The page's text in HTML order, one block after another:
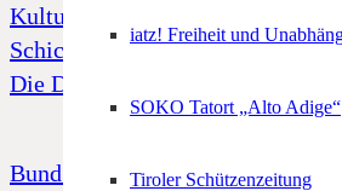
iatz! Freiheit und
SOKO Tatort „Alto Adige“
Tiroler Schützenzeitung
Kulturfonds
Schicksal 39
Die Dornenkrone
Bund Tiroler Schützenkompanien